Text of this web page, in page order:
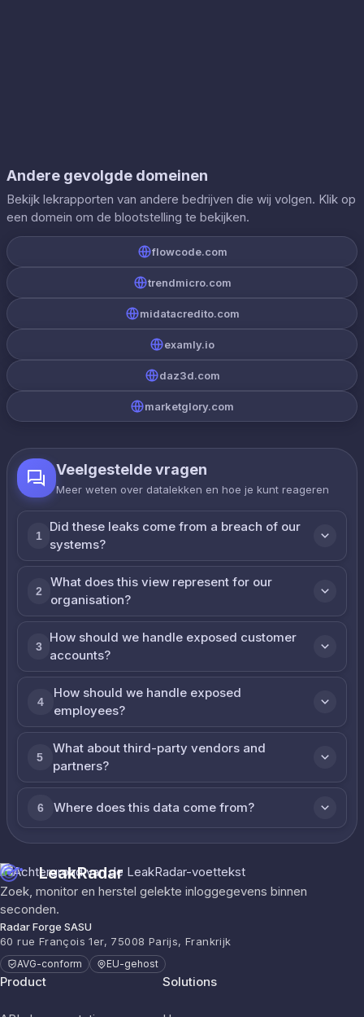
Andere gevolgde domeinen
Bekijk lekrapporten van andere bedrijven die wij volgen. Klik op
een domein om de blootstelling te bekijken.
flowcode.com
trendmicro.com
midatacredito.com
examly.io
daz3d.com
marketglory.com
Veelgestelde vragen
Meer weten over datalekken en hoe je kunt reageren
1
Did these leaks come from a breach of our
systems?
2
What does this view represent for our
organisation?
3
How should we handle exposed customer
accounts?
4
How should we handle exposed
employees?
5
What about third-party vendors and
partners?
6 Where does this data come from?
LeakRadar
Zoek, monitor en herstel gelekte inloggegevens binnen
seconden.
Radar Forge SASU
60 rue François 1er, 75008 Parijs, Frankrijk
AVG-conform EU-gehost
Product Solutions